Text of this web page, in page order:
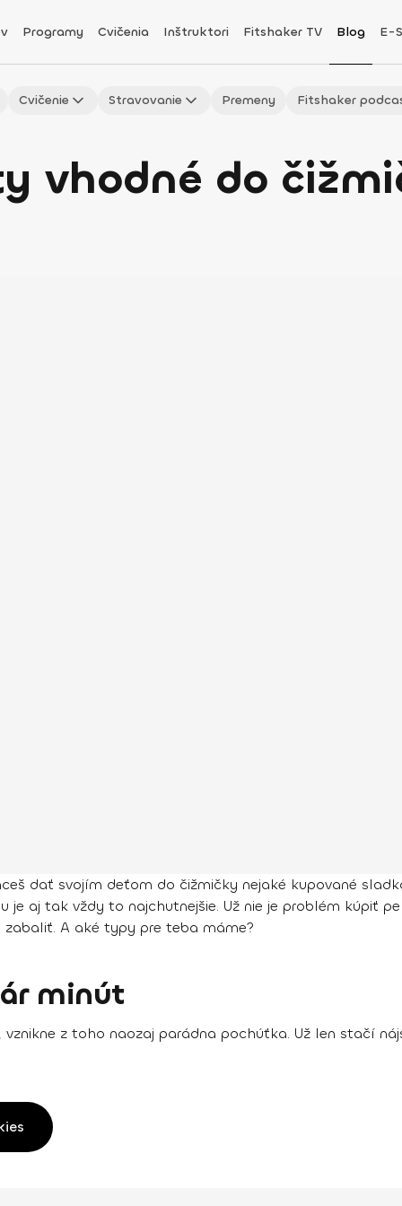
Programy Cvičenia Inštruktori Fitshaker TV Blog E-
Cvičenie Stravovanie Premeny Fitshaker
vhodné do
dať svojím deťom do čižmičky nejaké kupované
je aj tak vždy to najchutnejšie. Už nie je problém kúpiť
A aké typy pre teba máme?
minút
z toho naozaj parádna pochúťka. Už len stačí